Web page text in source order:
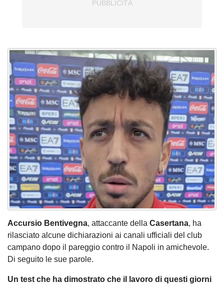
Accursio Bentivegna, attaccante della Casertana, ha
rilasciato alcune dichiarazioni ai canali ufficiali del club
campano dopo il pareggio contro il Napoli in amichevole.
Di seguito le sue parole.
Un test che ha dimostrato che il lavoro di questi giorni